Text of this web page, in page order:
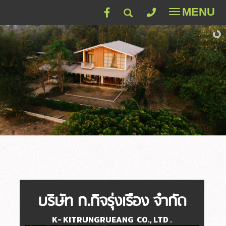
Toggle
MENU
บริษัท ก.กิจรุ่งเรือง จำกัด
K- KITRUNGRUEANG CO., LTD .